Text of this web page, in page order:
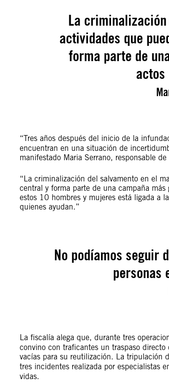
La
actividades que
forma parte de
actos
“Tres años después del inicio de la
encuentran en una situación de
manifestado Maria Serrano, responsable
“La criminalización del salvamento en el
central y forma parte de una campaña
estos 10 hombres y mujeres está ligada a
quienes ayudan.”
No podíamos seguir
personas
La fiscalía alega que, durante tres
convino con traficantes un traspaso directo
vacías para su reutilización. La tripulación
tres incidentes realizada por especialistas
vidas.